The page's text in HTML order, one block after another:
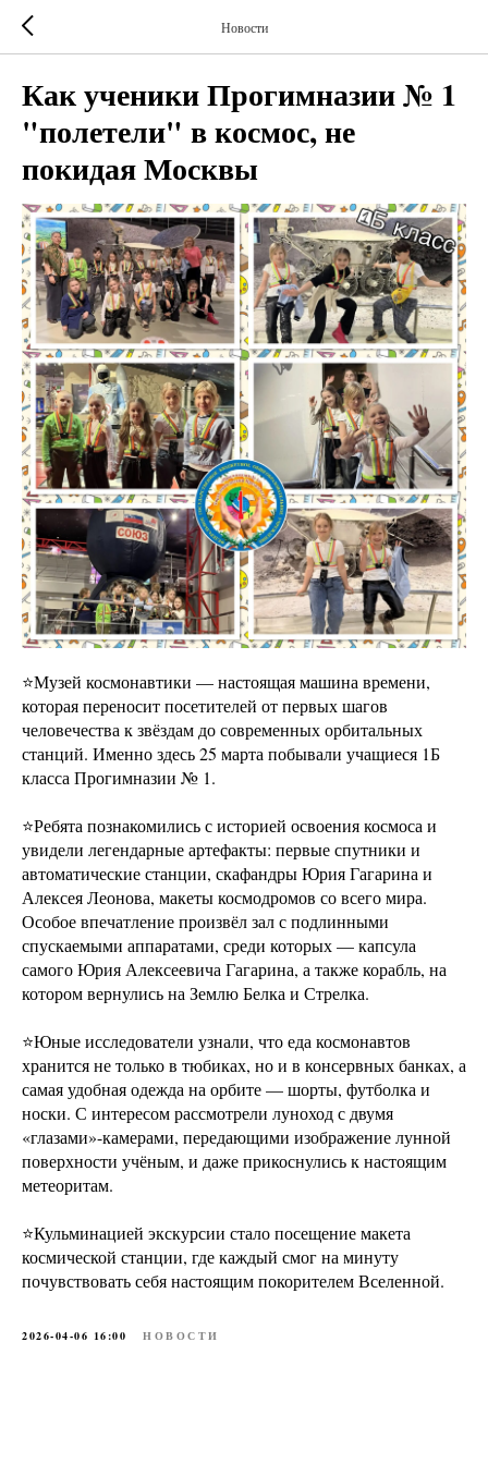
Новости
Как ученики Прогимназии № 1
"полетели" в космос, не
покидая Москвы
⭐️Музей космонавтики — настоящая машина времени,
которая переносит посетителей от первых шагов
человечества к звёздам до современных орбитальных
станций. Именно здесь 25 марта побывали учащиеся 1Б
класса Прогимназии № 1.
⭐️Ребята познакомились с историей освоения космоса и
увидели легендарные артефакты: первые спутники и
автоматические станции, скафандры Юрия Гагарина и
Алексея Леонова, макеты космодромов со всего мира.
Особое впечатление произвёл зал с подлинными
спускаемыми аппаратами, среди которых — капсула
самого Юрия Алексеевича Гагарина, а также корабль, на
котором вернулись на Землю Белка и Стрелка.
⭐️Юные исследователи узнали, что еда космонавтов
хранится не только в тюбиках, но и в консервных банках, а
самая удобная одежда на орбите — шорты, футболка и
носки. С интересом рассмотрели луноход с двумя
«глазами»-камерами, передающими изображение лунной
поверхности учёным, и даже прикоснулись к настоящим
метеоритам.
⭐️Кульминацией экскурсии стало посещение макета
космической станции, где каждый смог на минуту
почувствовать себя настоящим покорителем Вселенной.
2026-04-06 16:00 НОВОСТИ